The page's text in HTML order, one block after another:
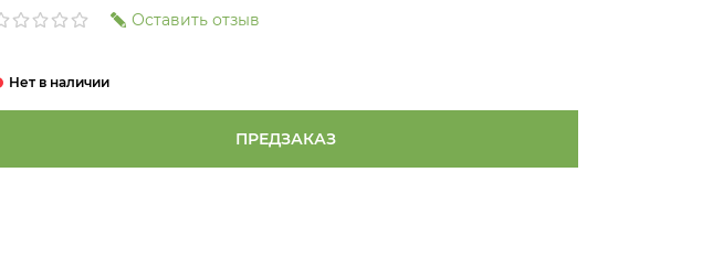
Оставить отзыв
ПРЕДЗАКАЗ